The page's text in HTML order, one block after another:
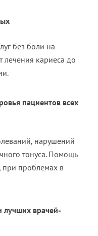
без боли на
кариеса до
пациентов всех
нарушений
тонуса. Помощь
при проблемах в
лучших врачей-